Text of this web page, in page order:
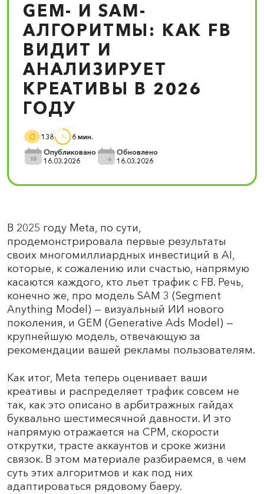
GEM- И SAM-
АЛГОРИТМЫ: КАК FB
ВИДИТ И
АНАЛИЗИРУЕТ
КРЕАТИВЫ В 2026
ГОДУ
138
6 мин.
Опубликовано
16.03.2026
Обновлено
16.03.2026
В 2025 году Meta, по сути,
продемонстрировала первые результаты
своих многомиллиардных инвестиций в AI,
которые, к сожалению или счастью, напрямую
касаются каждого, кто льет трафик с FB. Речь,
конечно же, про модель SAM 3 (Segment
Anything Model) — визуальный ИИ нового
поколения, и GEM (Generative Ads Model) —
крупнейшую модель, отвечающую за
рекомендации вашей рекламы пользователям.
Как итог, Meta теперь оценивает ваши
креативы и распределяет трафик совсем не
так, как это описано в арбитражных гайдах
буквально шестимесячной давности. И это
напрямую отражается на CPM, скорости
открутки, трасте аккаунтов и сроке жизни
связок. В этом материале разбираемся, в чем
суть этих алгоритмов и как под них
адаптироваться рядовому баеру.